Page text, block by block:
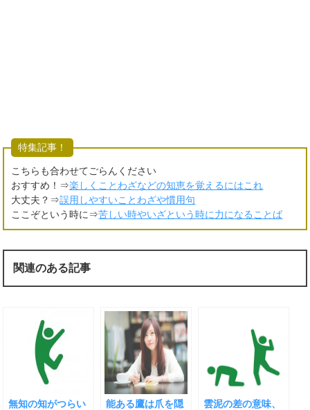
特集記事！
こちらも合わせてごらんください
おすすめ！⇒楽しくことわざなどの知恵を覚えるにはこれ
大丈夫？⇒誤用しやすいことわざや慣用句
ここぞという時に⇒苦しい時やいざという時に力になることば
関連のある記事
無知の知がつらい
能ある鷹は爪を隠
雲泥の差の意味、